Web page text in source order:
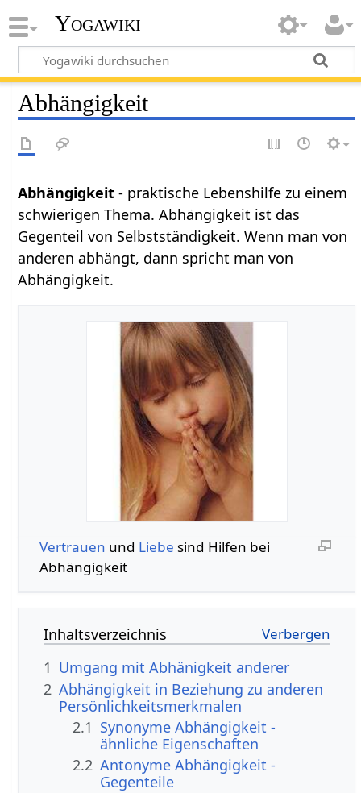
Yogawiki
Abhängigkeit
Abhängigkeit- praktische Lebenshilfe zu einem
schwierigen Thema. Abhängigkeit ist das
Gegenteil von Selbstständigkeit. Wenn man von
anderen abhängt, dann spricht man von
Abhängigkeit.
Vertrauen und Liebe sind Hilfen bei
Abhängigkeit
Inhaltsverzeichnis
1 Umgang mit Abhänigkeit anderer
2 Abhängigkeit in Beziehung zu anderen
Persönlichkeitsmerkmalen
2.1 Synonyme Abhängigkeit -
ähnliche Eigenschaften
2.2 Antonyme Abhängigkeit -
Gegenteile